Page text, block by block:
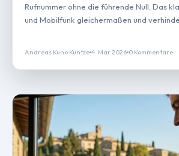
Rufnummer ohne die führende Null. Das
und Mobilfunk gleichermaßen und
Andreas Kuno Kuntze 4. Mar 2026 0 Kommentare